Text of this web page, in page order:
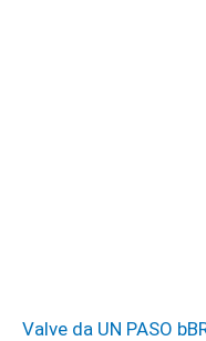
Valve da UN PASO